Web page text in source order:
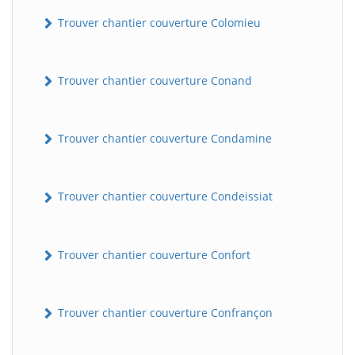
Trouver chantier couverture Colomieu
Trouver chantier couverture Conand
Trouver chantier couverture Condamine
Trouver chantier couverture Condeissiat
Trouver chantier couverture Confort
Trouver chantier couverture Confrançon
B BatiWebPro
Assistant en ligne